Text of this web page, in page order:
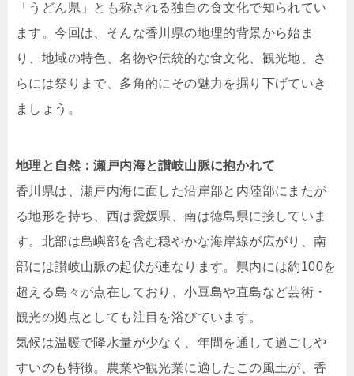
「うどん県」とも称される独自の食文化で知られてい
ます。今回は、そんな香川県の地理的背景から始ま
り、地域の特色、名物や伝統的な食文化、観光地、さ
らには祭りまで、多角的にその魅力を掘り下げていき
ましょう。
地理と自然：瀬戸内海と讃岐山脈に抱かれて
香川県は、瀬戸内海に面した沿岸部と内陸部にまたが
る地形を持ち、西は愛媛県、南は徳島県に接していま
す。北部は島嶼部を含む穏やかな海岸線が広がり、南
部には讃岐山脈の起伏が連なります。県内には約100を
超える島々が点在しており、小豆島や直島など芸術・
観光の拠点としても注目を浴びています。
気候は温暖で降水量が少なく、年間を通して過ごしや
すいのも特徴。農業や観光業に適したこの風土が、香